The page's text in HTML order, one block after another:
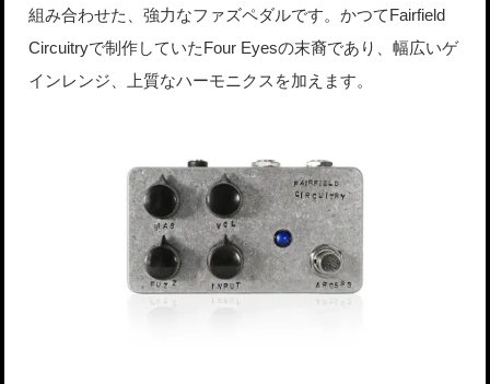
組み合わせた、強力なファズペダルです。かつてFairfield
Circuitryで制作していたFour Eyesの末裔であり、幅広いゲ
インレンジ、上質なハーモニクスを加えます。